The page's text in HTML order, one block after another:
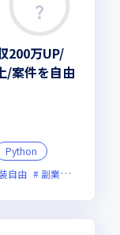
200万UP/
/案件を自由
Python
自由 副業可